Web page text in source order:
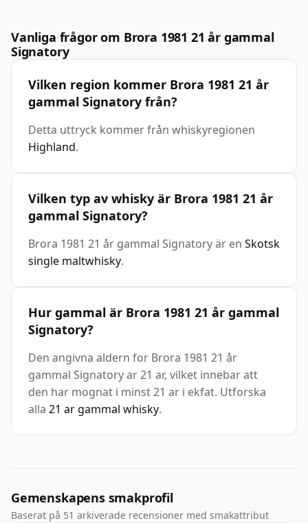
Vanliga frågor om Brora 1981 21 år gammal
Signatory
Vilken region kommer Brora 1981 21 år
gammal Signatory från?
Detta uttryck kommer från whiskyregionen
Highland.
Vilken typ av whisky är Brora 1981 21 år
gammal Signatory?
Brora 1981 21 år gammal Signatory är en Skotsk
single maltwhisky.
Hur gammal är Brora 1981 21 år gammal
Signatory?
Den angivna aldern for Brora 1981 21 år
gammal Signatory ar 21 ar, vilket innebar att
den har mognat i minst 21 ar i ekfat. Utforska
alla 21 ar gammal whisky.
Gemenskapens smakprofil
Baserat på 51 arkiverade recensioner med smakattribut